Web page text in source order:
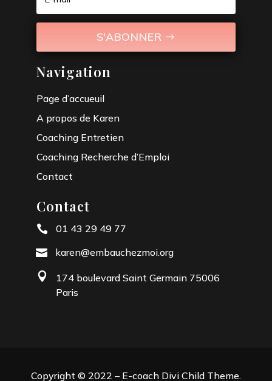
S'ABONNER
Navigation
Page d’accueuil
A propos de Karen
Coaching Entretien
Coaching Recherche d’Emploi
Contact
Contact
 01 43 29 49 77
 karen@embauchezmoi.org

174 boulevard Saint Germain 75006
Paris
Copyright © 2022 – E-coach Divi Child Theme.